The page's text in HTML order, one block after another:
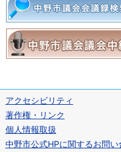
アクセシビリティ
著作権・リンク
個人情報取扱
中野市公式HPに関するお問い